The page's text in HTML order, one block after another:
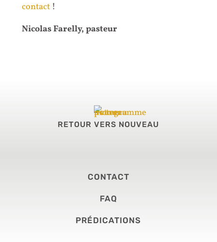
contact!
Nicolas Farelly, pasteur
RETOUR VERS NOUVEAU
CONTACT
FAQ
PRÉDICATIONS